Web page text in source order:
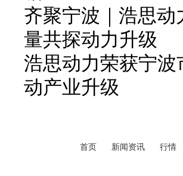
齐聚宁波｜浩思
量共探动力升级
浩思动力荣获宁
动产业升级
首页 新闻资讯 行情